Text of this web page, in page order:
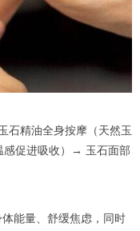
精油全身按摩（天然玉
感促进吸收）→ 玉石面部
能量、舒缓焦虑，同时